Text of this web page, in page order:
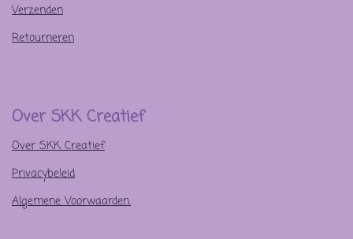
Verzenden
Retourneren
Over SKK Creatief
Over SKK Creatief
Privacybeleid
Algemene Voorwaarden.